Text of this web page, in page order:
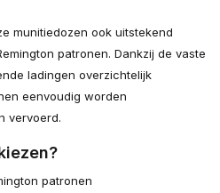
munitiedozen ook uitstekend
patronen. Dankzij de vaste
ladingen overzichtelijk
eenvoudig worden
vervoerd.
patronen